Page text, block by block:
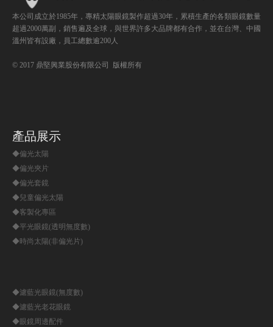
本公司成立於1985年，專精太陽眼鏡製作超過30年，累積生產的各類眼鏡數量
超過2000萬副，銷售遍及全球，與世界許多大品牌都有合作，並在台灣、中國
溫州皆有設廠，員工總數逾200人
© 2017 鼎堅興業股份有限公司 版權所有
產品展示
◆偏光太陽
◆偏光夾片
◆偏光套鏡
◆兒童偏光太陽
◆客製化專區
◆平光眼鏡(透明無度數)
◆時尚太陽(非偏光片)
◆濾藍光眼鏡(無度數)
◆濾藍光老花眼鏡
◆眼鏡周邊配件